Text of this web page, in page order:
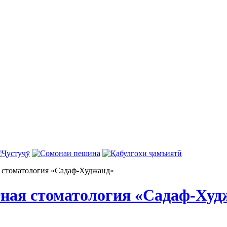
«Садаф-Худжанд»
стоматология «Садаф-